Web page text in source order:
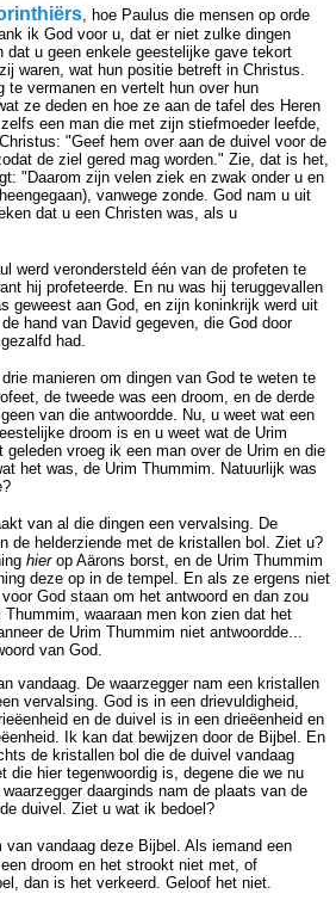
, hoe Paulus die mensen op orde
ik God voor u, dat er niet zulke dingen
dat u geen enkele geestelijke gave tekort
waren, wat hun positie betreft in Christus.
te vermanen en vertelt hun over hun
ze deden en hoe ze aan de tafel des Heren
een man die met zijn stiefmoeder leefde,
"Geef hem over aan de duivel voor de
de ziel gered mag worden." Zie, dat is het,
"Daarom zijn velen ziek en zwak onder u en
vanwege zonde. God nam u uit
dat u een Christen was, als u
werd verondersteld één van de profeten te
hij profeteerde. En nu was hij teruggevallen
geweest aan God, en zijn koninkrijk werd uit
hand van David gegeven, die God door
had.
manieren om dingen van God te weten te
de tweede was een droom, en de derde
van die antwoordde. Nu, u weet wat een
droom is en u weet wat de Urim
vroeg ik een man over de Urim en die
het was, de Urim Thummim. Natuurlijk was
van al die dingen een vervalsing. De
de helderziende met de kristallen bol. Ziet u?
hierop Aärons borst, en de Urim Thummim
deze op in de tempel. En als ze ergens niet
God staan om het antwoord en dan zou
waaraan men kon zien dat het
de Urim Thummim niet antwoordde...
van God.
vandaag. De waarzegger nam een kristallen
vervalsing. God is in een drievuldigheid,
en de duivel is in een drieëenheid en
Ik kan dat bewijzen door de Bijbel. En
de kristallen bol die de duivel vandaag
die hier tegenwoordig is, degene die we nu
daarginds nam de plaats van de
duivel. Ziet u wat ik bedoel?
van vandaag deze Bijbel. Als iemand een
droom en het strookt niet met, of
dan is het verkeerd. Geloof het niet.